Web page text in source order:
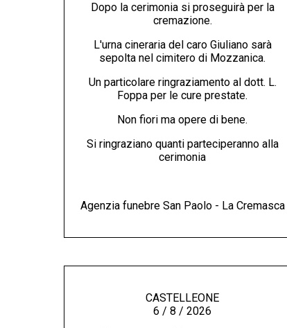
Dopo la cerimonia si proseguirà per la
cremazione.
L'urna cineraria del caro Giuliano sarà
sepolta nel cimitero di Mozzanica.
Un particolare ringraziamento al dott. L.
Foppa per le cure prestate.
Non fiori ma opere di bene.
Si ringraziano quanti parteciperanno alla
cerimonia
Agenzia funebre San Paolo - La Cremasca
CASTELLEONE
6 / 8 / 2026